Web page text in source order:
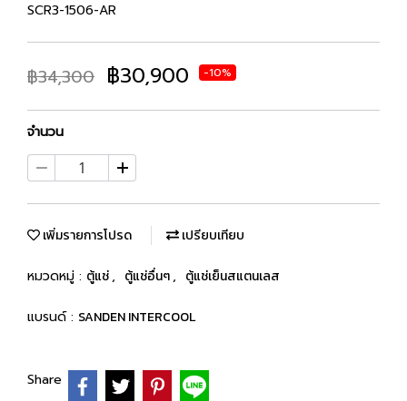
SCR3-1506-AR
฿34,300 ฿30,900 -10%
จำนวน
เพิ่มรายการโปรด เปรียบเทียบ
หมวดหมู่ : ตู้แช่, ตู้แช่อื่นๆ, ตู้แช่เย็นสแตนเลส
แบรนด์ : SANDEN INTERCOOL
Share